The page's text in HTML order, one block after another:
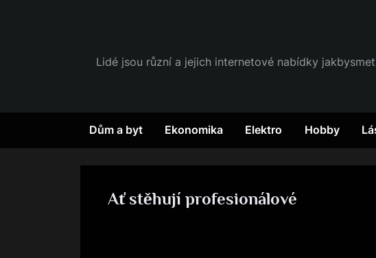
Lidé jsou různí a jejich internetové nabídky
Dům a byt Ekonomika Elektro Hobby
Ať stěhují profesionálové